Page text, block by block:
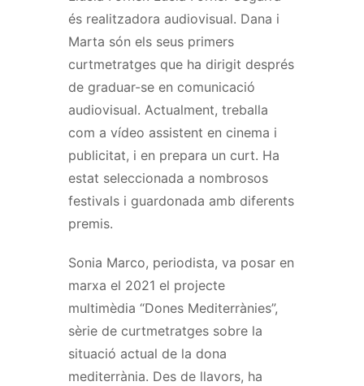
és realitzadora audiovisual. Dana i
Marta són els seus primers
curtmetratges que ha dirigit després
de graduar-se en comunicació
audiovisual. Actualment, treballa
com a vídeo assistent en cinema i
publicitat, i en prepara un curt. Ha
estat seleccionada a nombrosos
festivals i guardonada amb diferents
premis.
Sonia Marco, periodista, va posar en
marxa el 2021 el projecte
multimèdia “Dones Mediterrànies”,
sèrie de curtmetratges sobre la
situació actual de la dona
mediterrània. Des de llavors, ha